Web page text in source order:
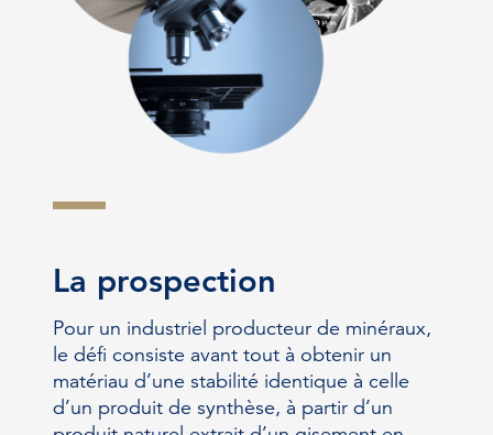
La prospection
Pour un industriel producteur de minéraux,
le défi consiste avant tout à obtenir un
matériau d’une stabilité identique à celle
d’un produit de synthèse, à partir d’un